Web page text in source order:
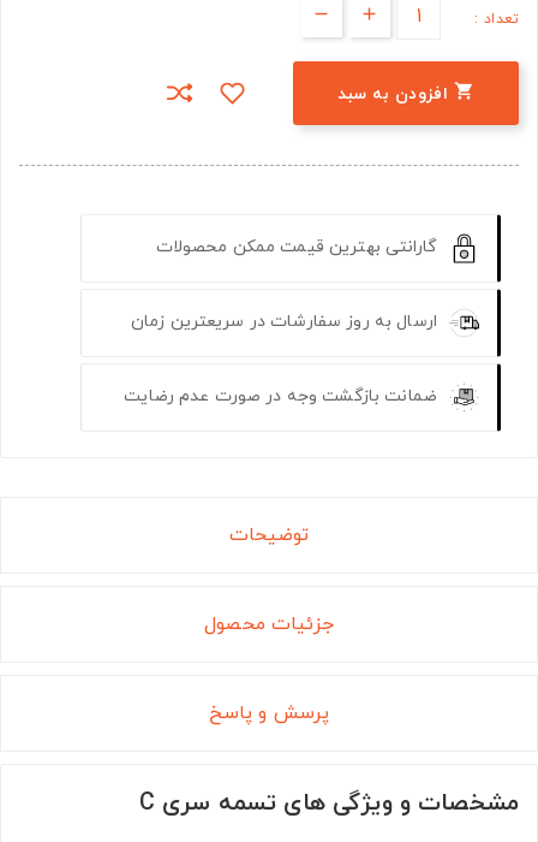
تعداد :
 افزودن به سبد
گارانتی بهترین قیمت ممکن محصولات
ارسال به روز سفارشات در سریعترین زمان
ضمانت بازگشت وجه در صورت عدم رضایت
توضیحات
جزئیات محصول
پرسش و پاسخ
مشخصات و ویژگی های تسمه سری C